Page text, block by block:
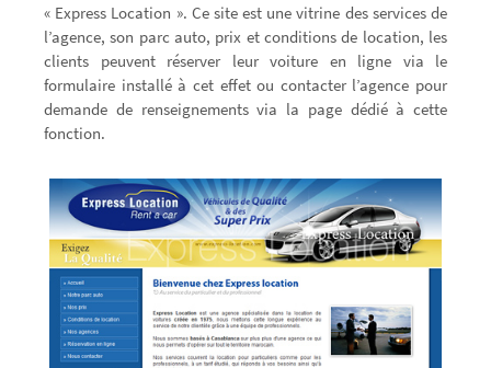
« Express Location ». Ce site est une vitrine des services de
l’agence, son parc auto, prix et conditions de location, les
clients peuvent réserver leur voiture en ligne via le
formulaire installé à cet effet ou contacter l’agence pour
demande de renseignements via la page dédié à cette
fonction.